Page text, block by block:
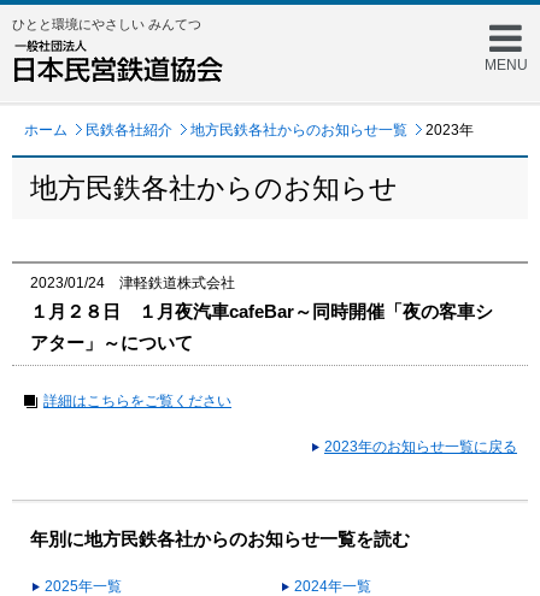
MENU
ひとと環境にやさしい みんてつ
ホーム 民鉄各社紹介 地方民鉄各社からのお知らせ一覧 2023年
地方民鉄各社からのお知らせ
2023/01/24 津軽鉄道株式会社
１月２８日 １月夜汽車cafeBar～同時開催「夜の客車シ
アター」～について
詳細はこちらをご覧ください
2023年のお知らせ一覧に戻る
年別に地方民鉄各社からのお知らせ一覧を読む
2025年一覧
2024年一覧